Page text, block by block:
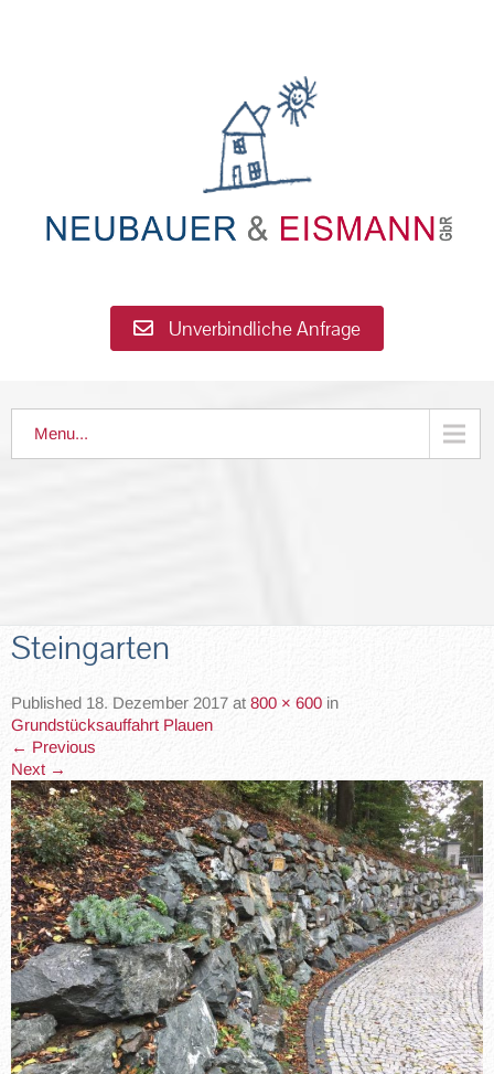
Unverbindliche Anfrage
Menu...
Steingarten
Published 18. Dezember 2017 at 800 × 600 in
Grundstücksauffahrt Plauen
← Previous
Next →